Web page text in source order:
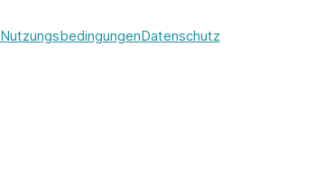
NutzungsbedingungenDatenschutz